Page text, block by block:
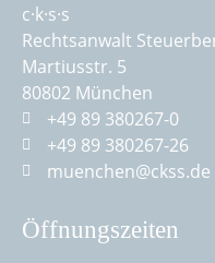
c·k·s·s
Rechtsanwalt
Martiusstr. 5
80802 München
+49 89 380267-0
+49 89 380267-26
muenchen@ckss.de
Öffnungszeiten